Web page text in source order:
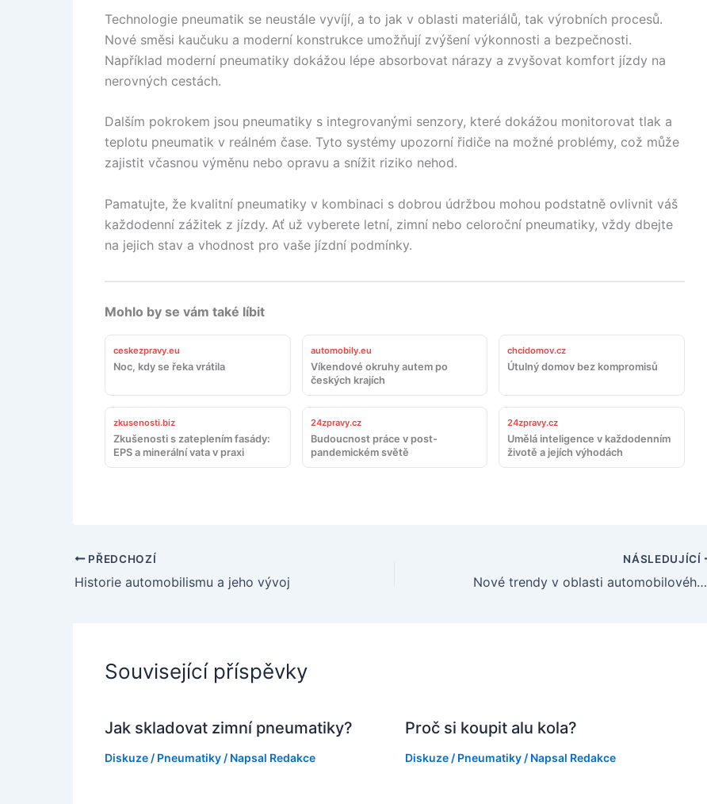
Technologie pneumatik se neustále vyvíjí, a to jak v oblasti materiálů, tak výrobních procesů.
Nové směsi kaučuku a moderní konstrukce umožňují zvýšení výkonnosti a bezpečnosti.
Například moderní pneumatiky dokážou lépe absorbovat nárazy a zvyšovat komfort jízdy na
nerovných cestách.
Dalším pokrokem jsou pneumatiky s integrovanými senzory, které dokážou monitorovat tlak a
teplotu pneumatik v reálném čase. Tyto systémy upozorní řidiče na možné problémy, což může
zajistit včasnou výměnu nebo opravu a snížit riziko nehod.
Pamatujte, že kvalitní pneumatiky v kombinaci s dobrou údržbou mohou podstatně ovlivnit váš
každodenní zážitek z jízdy. Ať už vyberete letní, zimní nebo celoroční pneumatiky, vždy dbejte
na jejich stav a vhodnost pro vaše jízdní podmínky.
Mohlo by se vám také líbit
ceskezpravy.eu
Noc, kdy se řeka vrátila
automobily.eu
Víkendové okruhy autem po
českých krajích
chcidomov.cz
Útulný domov bez kompromisů
zkusenosti.biz
Zkušenosti s zateplením fasády:
EPS a minerální vata v praxi
24zpravy.cz
Budoucnost práce v post-
pandemickém světě
24zpravy.cz
Umělá inteligence v každodenním
životě a jejích výhodách
PŘEDCHOZÍ
Historie automobilismu a jeho vývoj
NÁSLEDUJÍCÍ
Nové trendy v oblasti automobilového designu
Související příspěvky
Jak skladovat zimní pneumatiky?
Diskuze / Pneumatiky / Napsal Redakce
Proč si koupit alu kola?
Diskuze / Pneumatiky/ Napsal Redakce